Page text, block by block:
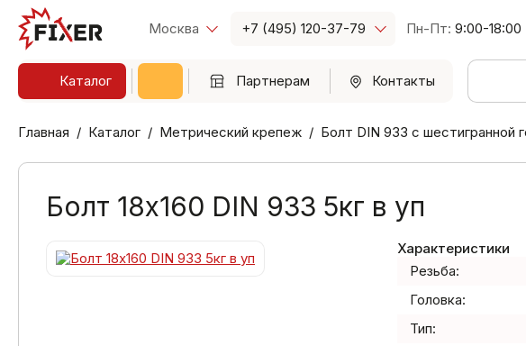
Москва +7 (495) 120-37-79 Пн-Пт: 9:00-18:00
Каталог Партнерам Контакты
Главная Каталог Метрический крепеж Болт DIN 933 с шестигранной
Болт 18х160 DIN 933 5кг в уп
Характеристики
Резьба:
Головка:
Тип: